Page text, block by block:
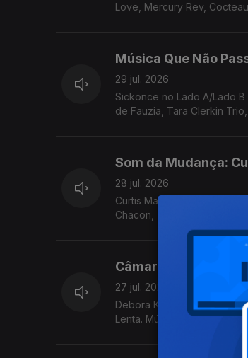
Love, Mercury Rev,
Música Que Não
29 jul. 2026
Sickonce no Lado A/Lado
de Fauzia, Tara Clerkin
Som da Mudança:
28 jul. 2026
Curtis Mayfield no Som da
Chacon, Terry Callier, ...
Câmara Lenta: Bark
27 jul. 2026
Debora King no Lado A /
Lenta. Música de Nomi, Jill